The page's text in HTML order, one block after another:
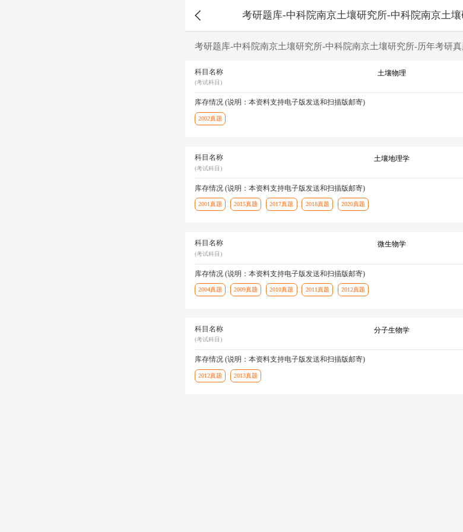
考研题库-中科院南京土壤研究所-中科院南京土
考研题库-中科院南京土壤研究所-中科院南京土壤研究所-历年考研真
科目名称
(考试科目)
土壤物理
库存情况 (说明：本资料支持电子版发送和扫描版邮寄)
2002真题
科目名称
(考试科目)
土壤地理学
库存情况 (说明：本资料支持电子版发送和扫描版邮寄)
2001真题 2015真题 2017真题 2018真题 2020真题
科目名称
(考试科目)
微生物学
库存情况 (说明：本资料支持电子版发送和扫描版邮寄)
2004真题 2009真题 2010真题 2011真题 2012真题
科目名称
(考试科目)
分子生物学
库存情况 (说明：本资料支持电子版发送和扫描版邮寄)
2012真题 2013真题